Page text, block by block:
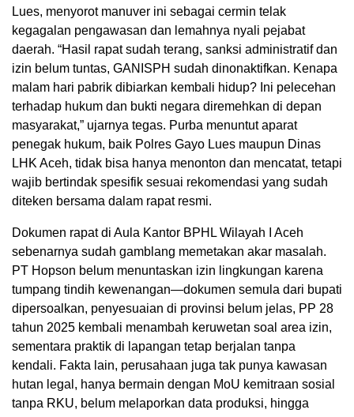
Lues, menyorot manuver ini sebagai cermin telak
kegagalan pengawasan dan lemahnya nyali pejabat
daerah. “Hasil rapat sudah terang, sanksi administratif dan
izin belum tuntas, GANISPH sudah dinonaktifkan. Kenapa
malam hari pabrik dibiarkan kembali hidup? Ini pelecehan
terhadap hukum dan bukti negara diremehkan di depan
masyarakat,” ujarnya tegas. Purba menuntut aparat
penegak hukum, baik Polres Gayo Lues maupun Dinas
LHK Aceh, tidak bisa hanya menonton dan mencatat, tetapi
wajib bertindak spesifik sesuai rekomendasi yang sudah
diteken bersama dalam rapat resmi.
Dokumen rapat di Aula Kantor BPHL Wilayah I Aceh
sebenarnya sudah gamblang memetakan akar masalah.
PT Hopson belum menuntaskan izin lingkungan karena
tumpang tindih kewenangan—dokumen semula dari bupati
dipersoalkan, penyesuaian di provinsi belum jelas, PP 28
tahun 2025 kembali menambah keruwetan soal area izin,
sementara praktik di lapangan tetap berjalan tanpa
kendali. Fakta lain, perusahaan juga tak punya kawasan
hutan legal, hanya bermain dengan MoU kemitraan sosial
tanpa RKU, belum melaporkan data produksi, hingga